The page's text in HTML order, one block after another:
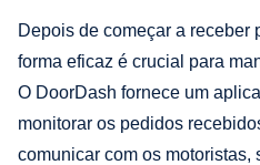
Depois de começar a receber
forma eficaz é crucial para
O DoorDash fornece um
monitorar os pedidos
comunicar com os motoristas,